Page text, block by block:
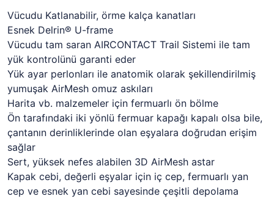
Vücudu Katlanabilir, örme kalça kanatları
Esnek Delrin® U-frame
Vücudu tam saran AIRCONTACT Trail Sistemi ile tam
yük kontrolünü garanti eder
Yük ayar perlonları ile anatomik olarak şekillendirilmiş
yumuşak AirMesh omuz askıları
Harita vb. malzemeler için fermuarlı ön bölme
Ön tarafındaki iki yönlü fermuar kapağı kapalı olsa bile,
çantanın derinliklerinde olan eşyalara doğrudan erişim
sağlar
Sert, yüksek nefes alabilen 3D AirMesh astar
Kapak cebi, değerli eşyalar için iç cep, fermuarlı yan
cep ve esnek yan cebi sayesinde çeşitli depolama